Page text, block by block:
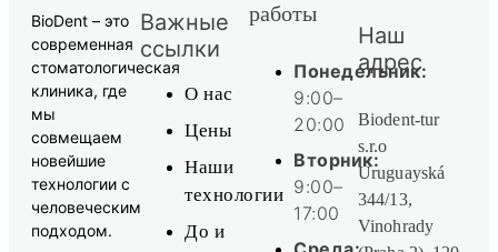
BioDent – это
современная
стоматологическая
клиника, где
мы
совмещаем
новейшие
технологии с
человеческим
подходом.
Важные
ссылки
О нас
Цены
Наши
технологии
До и
работы
Понедельник:
9:00–
20:00
Вторник:
9:00–
17:00
Наш
адрес
Biodent-tur
s.r.o
Uruguayská
344/13,
Vinohrady